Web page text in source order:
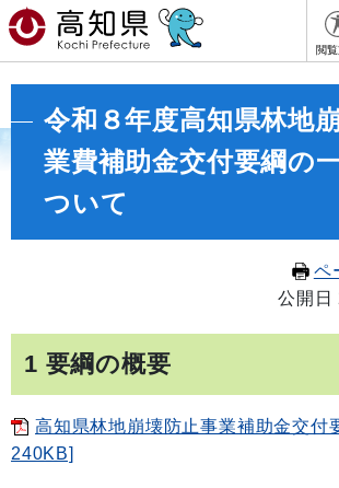
閲
令和８年度高知県林地
業費補助金交付要綱の
ついて
ペ
公開日
1 要綱の概要
高知県林地崩壊防止事業補助金交付
240KB]